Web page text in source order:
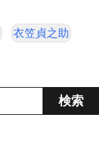
衣笠貞之助